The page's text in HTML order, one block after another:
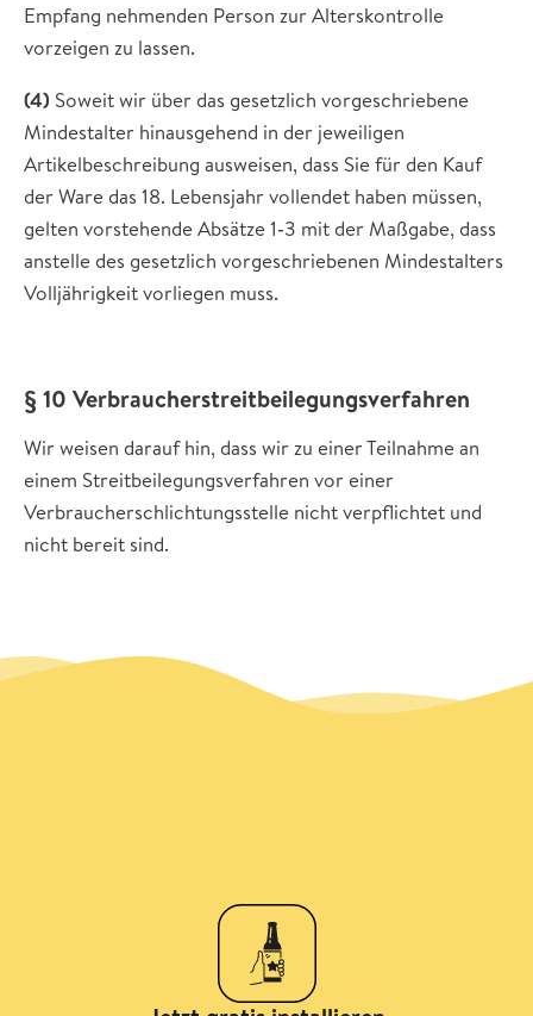
Empfang nehmenden Person zur Alterskontrolle
vorzeigen zu lassen.
(4) Soweit wir über das gesetzlich vorgeschriebene
Mindestalter hinausgehend in der jeweiligen
Artikelbeschreibung ausweisen, dass Sie für den Kauf
der Ware das 18. Lebensjahr vollendet haben müssen,
gelten vorstehende Absätze 1‐3 mit der Maßgabe, dass
anstelle des gesetzlich vorgeschriebenen Mindestalters
Volljährigkeit vorliegen muss.
§ 10 Verbraucherstreitbeilegungsverfahren
Wir weisen darauf hin, dass wir zu einer Teilnahme an
einem Streitbeilegungsverfahren vor einer
Verbraucherschlichtungsstelle nicht verpflichtet und
nicht bereit sind.